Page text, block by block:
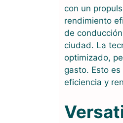
con un
rendimiento
de
ciudad. La
optimizado,
gasto. Esto
eficiencia y